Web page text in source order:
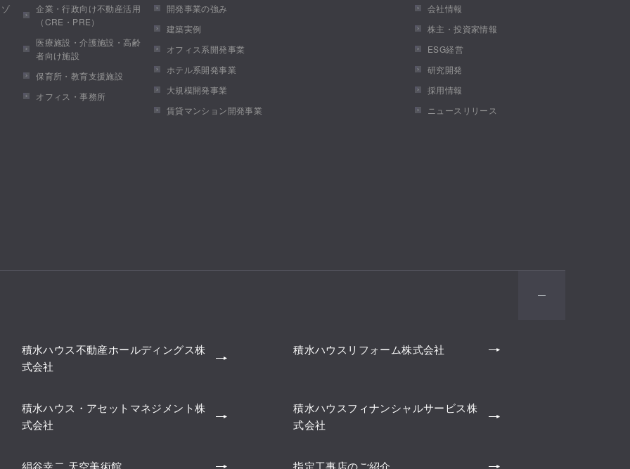
企業・行政向け不動産活用
（CRE・PRE）
医療施設・介護施設・高齢
者向け施設
保育所・教育支援施設
オフィス・事務所
開発事業の強み
建築実例
オフィス系開発事業
ホテル系開発事業
大規模開発事業
賃貸マンション開発事業
会社情報
株主・投資家情報
ESG経営
研究開発
採用情報
ニュースリリース
積水ハウス不動産ホールディングス株
式会社
積水ハウスリフォーム株式会社
積水ハウス・アセットマネジメント株
式会社
積水ハウスフィナンシャルサービス株
式会社